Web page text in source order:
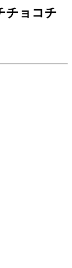
チョコチ